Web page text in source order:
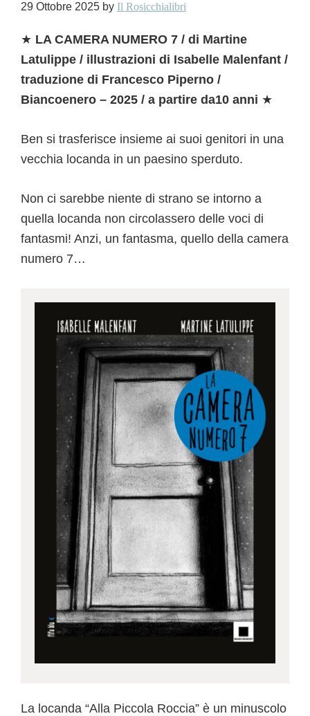
29 Ottobre 2025 by Il Rosicchialibri
★ LA CAMERA NUMERO 7 / di Martine
Latulippe / illustrazioni di Isabelle Malenfant /
traduzione di Francesco Piperno /
Biancoenero – 2025 / a partire da10 anni ★
Ben si trasferisce insieme ai suoi genitori in una
vecchia locanda in un paesino sperduto.
Non ci sarebbe niente di strano se intorno a
quella locanda non circolassero delle voci di
fantasmi! Anzi, un fantasma, quello della camera
numero 7…
La locanda “Alla Piccola Roccia” è un minuscolo